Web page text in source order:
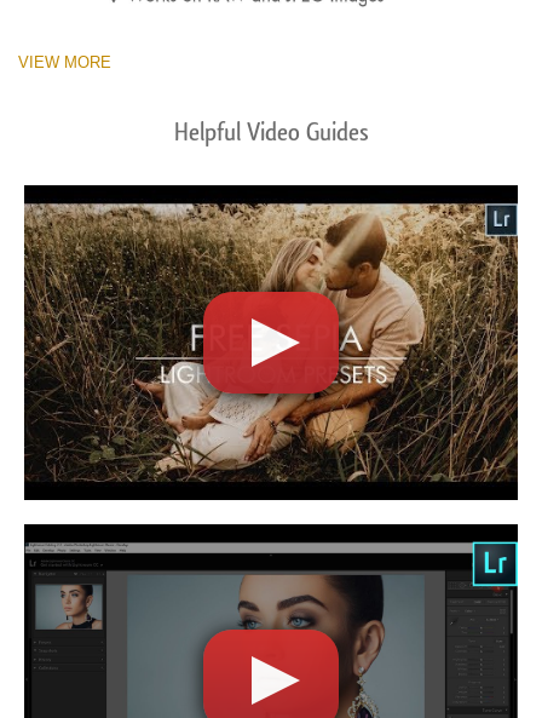
VIEW MORE
Helpful Video Guides